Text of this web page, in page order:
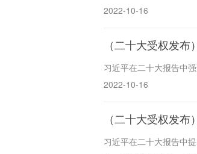
2022-10-16
（二十大受权发
习近平在二十大报告中
2022-10-16
（二十大受权发
习近平在二十大报告中